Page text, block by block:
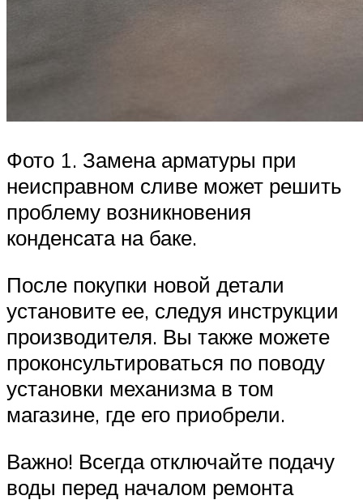
Фото 1. Замена арматуры при
неисправном сливе может решить
проблему возникновения
конденсата на баке.
После покупки новой детали
установите ее, следуя инструкции
производителя. Вы также можете
проконсультироваться по поводу
установки механизма в том
магазине, где его приобрели.
Важно! Всегда отключайте подачу
воды перед началом ремонта